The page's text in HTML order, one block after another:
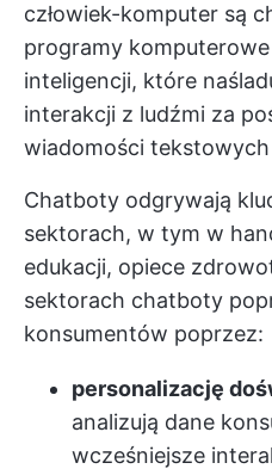
człowiek-komputer są
programy
inteligencji, które
interakcji z ludźmi za
wiadomości tekstowych
Chatboty odgrywają
sektorach, w tym w
edukacji, opiece
sektorach chatboty
konsumentów poprzez:
personalizację
analizują dane
wcześniejsze